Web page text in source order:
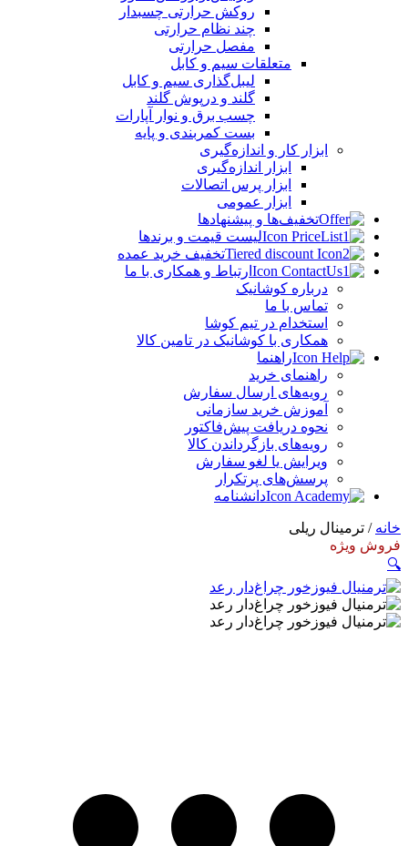
روکش حرارتی چسبدار
چند نظام حرارتی
مفصل حرارتی
متعلقات سیم و کابل
لیبل‌گذاری سیم و کابل
گلند و درپوش گلند
چسب برق و نوار آپارات
بست کمربندی و پایه
ابزار کار و اندازه‌گیری
ابزار اندازه‌گیری
ابزار پرس اتصالات
ابزار عمومی
تخفیف‌ها و پیشنهادها
لیست قیمت و برندها
تخفیف خرید عمده
ارتباط و همکاری با ما
درباره کوشانیک
تماس با ما
استخدام در تیم کوشا
همکاری با کوشانیک در تامین کالا
راهنما
راهنمای خرید
رویه‌های ارسال سفارش
آموزش خرید سازمانی
نحوه دریافت پیش‌فاکتور
رویه‌های بازگرداندن کالا
ویرایش یا لغو سفارش
پرسش‌های پرتکرار
دانشنامه
خانه / ترمینال ریلی
فروش ویژه
🔍